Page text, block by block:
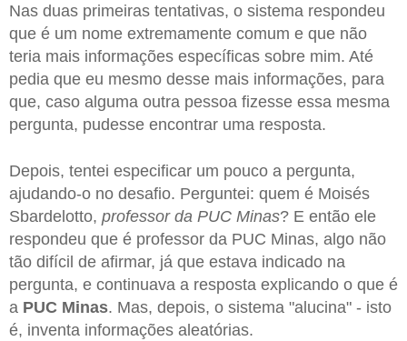
Nas duas primeiras tentativas, o sistema respondeu
que é um nome extremamente comum e que não
teria mais informações específicas sobre mim. Até
pedia que eu mesmo desse mais informações, para
que, caso alguma outra pessoa fizesse essa mesma
pergunta, pudesse encontrar uma resposta.
Depois, tentei especificar um pouco a pergunta,
ajudando-o no desafio. Perguntei: quem é Moisés
Sbardelotto, professor da PUC Minas? E então ele
respondeu que é professor da PUC Minas, algo não
tão difícil de afirmar, já que estava indicado na
pergunta, e continuava a resposta explicando o que é
a PUC Minas. Mas, depois, o sistema "alucina" - isto
é, inventa informações aleatórias.